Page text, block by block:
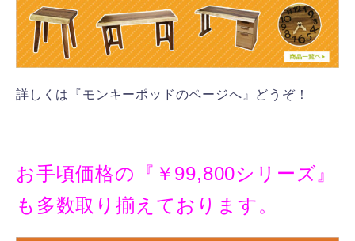
詳しくは『モンキーポッドのページへ』どうぞ！
お手頃価格の『￥99,800シリーズ』
も多数取り揃えております。